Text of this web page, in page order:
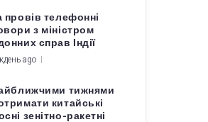
провів телефонні
з міністром
справ Індії
ago
тижнями
китайські
зенітно-ракетні